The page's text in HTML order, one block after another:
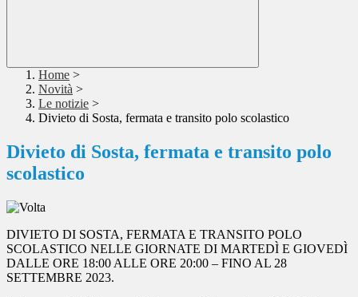
Home >
Novità >
Le notizie >
Divieto di Sosta, fermata e transito polo scolastico
Divieto di Sosta, fermata e transito polo
scolastico
DIVIETO DI SOSTA, FERMATA E TRANSITO POLO
SCOLASTICO NELLE GIORNATE DI MARTEDÌ E GIOVEDÌ
DALLE ORE 18:00 ALLE ORE 20:00 – FINO AL 28
SETTEMBRE 2023.